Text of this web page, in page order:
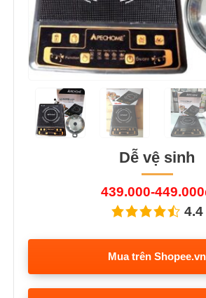
Dễ vệ sinh
439.000-
4.4
Mua trên Shopee.vn